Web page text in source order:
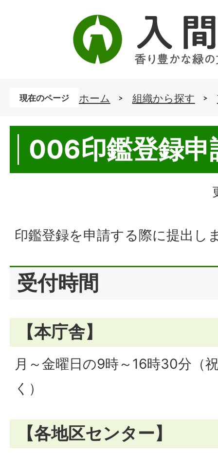
現在のページ ホーム 組織から探す
006印鑑登録申
印鑑登録を申請する際に提出し
受付時間
【本庁舎】
月～金曜日の9時～16時30分（
く）
【各地区センター】